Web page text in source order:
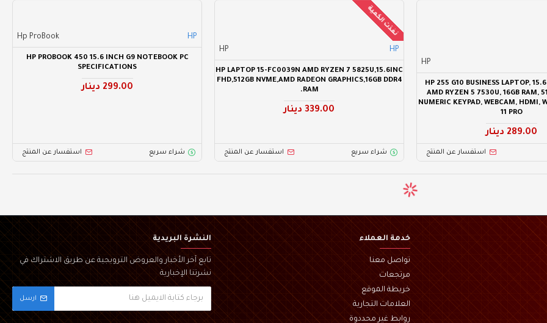
HP
HP 255 G10 BUSINESS LAPTOP,
AMD RYZEN 5 7530U, 16GB RAM,
NUMERIC KEYPAD, WEBCAM, HDMI,
11 PRO
289.00 دينار
استفسار عن المنتج
نفذت الكمية
HP
HP
HP LAPTOP 15-FC0039N AMD RYZEN 7 5825U,15.6INC
FHD,512GB NVME,AMD RADEON GRAPHICS,16GB DDR4
RAM.
339.00 دينار
شراء سريع استفسار عن المنتج
HP
Hp ProBook
HP PROBOOK 450 15.6 INCH G9 NOTEBOOK PC
SPECIFICATIONS
299.00 دينار
شراء سريع استفسار عن المنتج
خدمة العملاء
تواصل معنا
مرتجعات
خريطة الموقع
العلامات التجارية
روابط غير محددوة
النشرة البريدية
تابع آخر الأخبار والعروض الترويجية عن طريق الاشتراك في
نشرتنا الإخبارية
ارسل